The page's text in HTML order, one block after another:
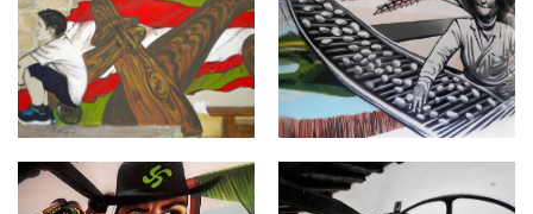
langarika8.jpg langarika7.jpg